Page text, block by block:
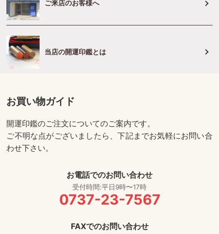
ご来店のお客様へ
当店の開運印鑑とは
お買い物ガイド
開運印鑑のご注文についてのご案内です。
ご不明な点がございましたら、下記までお気軽にお問い合
わせ下さい。
お電話でのお問い合わせ
受付時間:平日9時〜17時
0737-23-7567
FAXでのお問い合わせ